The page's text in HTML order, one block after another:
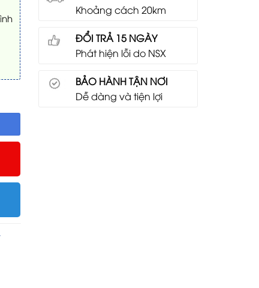
Khoảng cách 20km
ĐỔI TRẢ 15 NGÀY
Phát hiện lỗi do NSX
BẢO HÀNH TẬN NƠI
Dễ dàng và tiện lợi